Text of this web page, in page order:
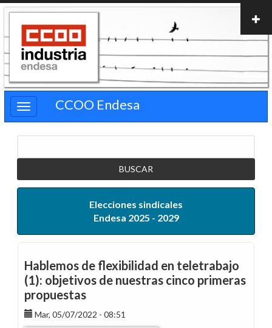
Pasar
contenido
principal
CCOO Endesa
Elecciones sindicales
Endesa 2025 - 2029
Hablemos de flexibilidad en teletrabajo
(1): objetivos de nuestras cinco primeras
propuestas
Mar, 05/07/2022 - 08:51